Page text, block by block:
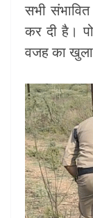
सभी
कर दी है।
वजह का